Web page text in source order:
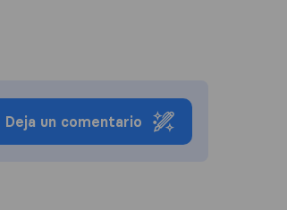
Deja un comentario